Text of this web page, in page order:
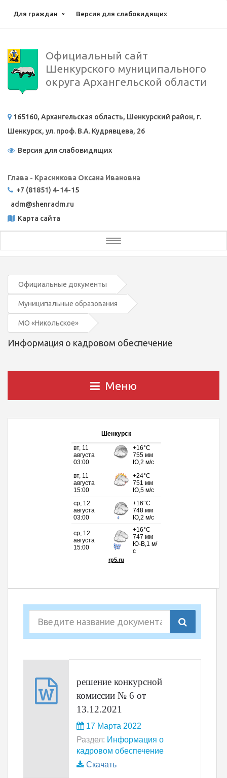
Для граждан Версия для слабовидящих
Официальный сайт
Шенкурского муниципального
округа Архангельской области
165160, Архангельская область, Шенкурский район, г.
Шенкурск, ул. проф. В.А. Кудрявцева, 26
Версия для слабовидящих
Глава - Красникова Оксана Ивановна
+7 (81851) 4-14-15
adm@shenradm.ru
Карта сайта
Toggle
navigation
Официальные документы
Муниципальные образования
МО «Никольское»
Информация о кадровом обеспечение
Меню
Шенкурск
решение конкурсной
комиссии № 6 от
13.12.2021
17 Марта 2022
Раздел: Информация о
кадровом обеспечение
Скачать